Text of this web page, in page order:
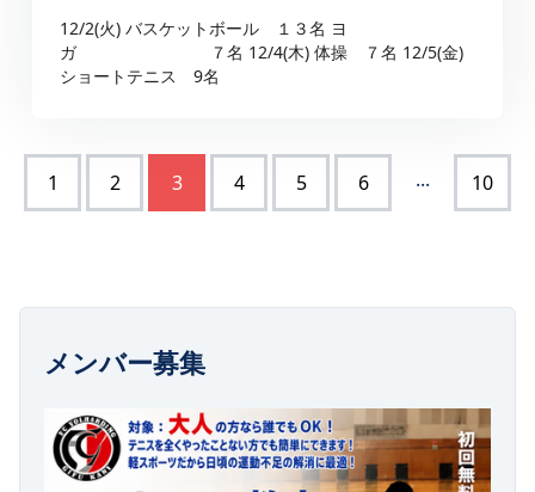
12/2(火) バスケットボール １３名 ヨ
ガ ７名 12/4(木) 体操 ７名 12/5(金)
ショートテニス 9名
1 2 3 4 5 6 ... 10
メンバー募集